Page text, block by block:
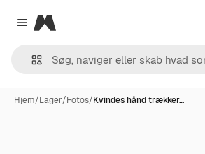
Close menu
Magnific
Hjem/Lager/Fotos/Kvindes hånd trækker…